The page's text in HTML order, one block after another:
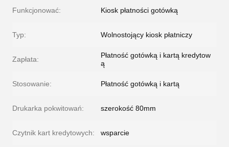
Funkcjonować: Kiosk płatności gotówką
Typ: Wolnostojący kiosk płatniczy
Zapłata:
Płatność gotówką i kartą kredytow
ą
Stosowanie: Płatność gotówką i kartą
Drukarka pokwitowań: szerokość 80mm
Czytnik kart kredytowych: wsparcie